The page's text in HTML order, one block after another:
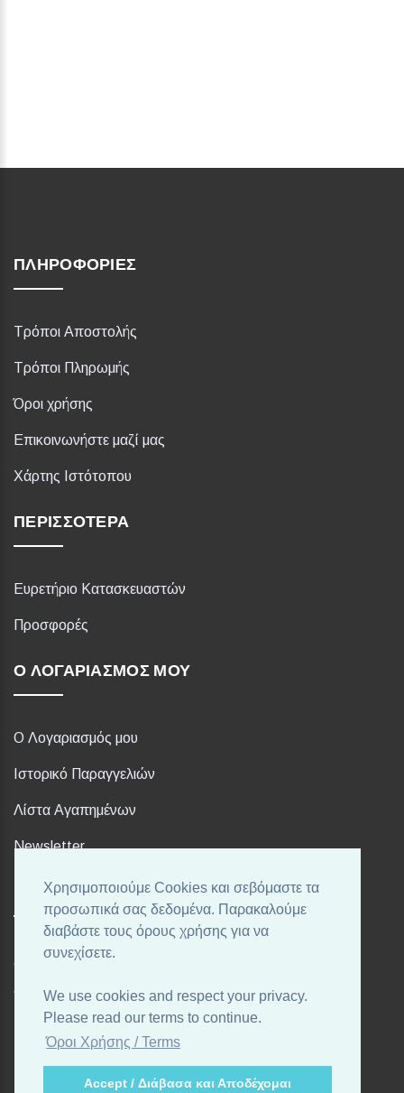
Χρησιμοποιούμε Cookies και σεβόμαστε τα
προσωπικά σας δεδομένα. Παρακαλούμε
διαβάστε τους όρους χρήσης για να
συνεχίσετε.
We use cookies and respect your privacy.
Please read our terms to continue.
Όροι Χρήσης / Terms
Accept / Διάβασα και Αποδέχομαι
ΠΛΗΡΟΦΟΡΊΕΣ
Τρόποι Αποστολής
Τρόποι Πληρωμής
Όροι χρήσης
Επικοινωνήστε μαζί μας
Χάρτης Ιστότοπου
ΠΕΡΙΣΣΌΤΕΡΑ
Ευρετήριο Κατασκευαστών
Προσφορές
Ο ΛΟΓΑΡΙΑΣΜΌΣ ΜΟΥ
Ο Λογαριασμός μου
Ιστορικό Παραγγελιών
Λίστα Αγαπημένων
Newsletter
FOLLOW US
Ακολουθήστε μας στα αγαπημένα σας Social Media!